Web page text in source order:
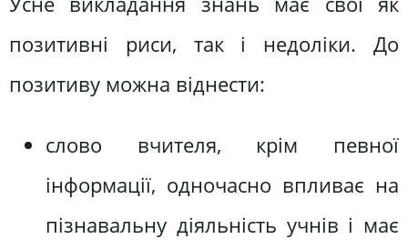
позитивні риси, так і недоліки. До
позитиву можна віднести:
слово вчителя, крім певної
інформації, одночасно впливає на
пізнавальну діяльність учнів і має